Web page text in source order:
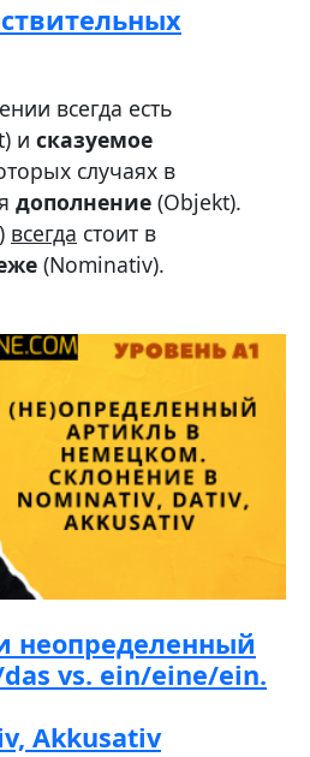
всегда есть
и сказуемое
случаях в
дополнение (Objekt).
всегда стоит в
(Nominativ).
неопределенный
vs. ein/eine/ein.
Akkusativ